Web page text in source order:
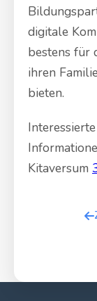
digitale
bestens für
ihren
bieten.
Kitaversum